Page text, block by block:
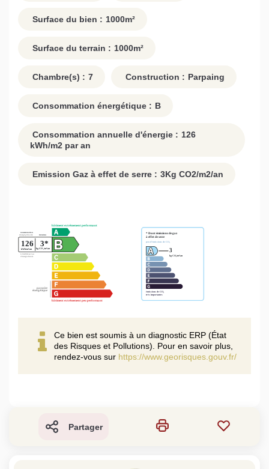
Surface du bien : 1000m²
Surface du terrain : 1000m²
Chambre(s) : 7 Construction : Parpaing
Consommation énergétique : B
Consommation annuelle d'énergie : 126
kWh/m2 par an
Emission Gaz à effet de serre : 3Kg CO2/m2/an
Ce bien est soumis à un diagnostic ERP (État
des Risques et Pollutions). Pour en savoir plus,
rendez-vous sur https://www.georisques.gouv.fr/
Partager